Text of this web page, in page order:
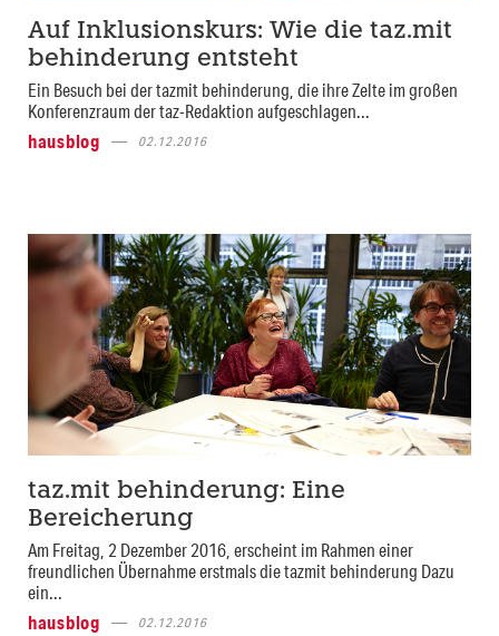
Auf Inklusionskurs: Wie die taz.mit
behinderung entsteht
Ein Besuch bei der tazmit behinderung, die ihre Zelte im großen
Konferenzraum der taz-Redaktion aufgeschlagen...
hausblog
02.12.2016
taz.mit behinderung: Eine
Bereicherung
Am Freitag, 2 Dezember 2016, erscheint im Rahmen einer
freundlichen Übernahme erstmals die tazmit behinderung Dazu
ein...
hausblog
02.12.2016